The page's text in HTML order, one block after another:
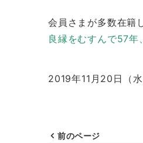
会員さまが多数在籍
良縁をむすんで57年
2019年11月20日（水
前のページ